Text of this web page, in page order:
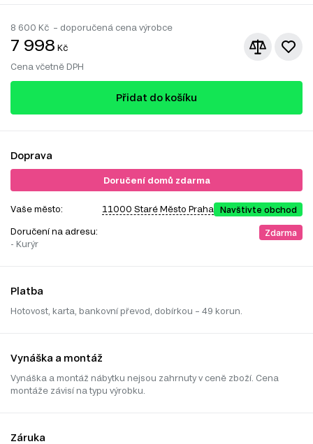
8 600 Kč – doporučená cena výrobce
7 998 Kč
Cena včetně DPH
Přidat do košíku
Doprava
Doručení domů zdarma
Vaše město: 11000 Staré Město Praha Navštivte obchod
Doručení na adresu:
- Kurýr
Zdarma
Platba
Hotovost, karta, bankovní převod, dobírkou – 49 korun.
Vynáška a montáž
Vynáška a montáž nábytku nejsou zahrnuty v ceně zboží. Cena
montáže závisí na typu výrobku.
Záruka